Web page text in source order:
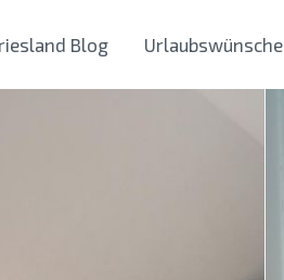
Blog Urlaubswünsche